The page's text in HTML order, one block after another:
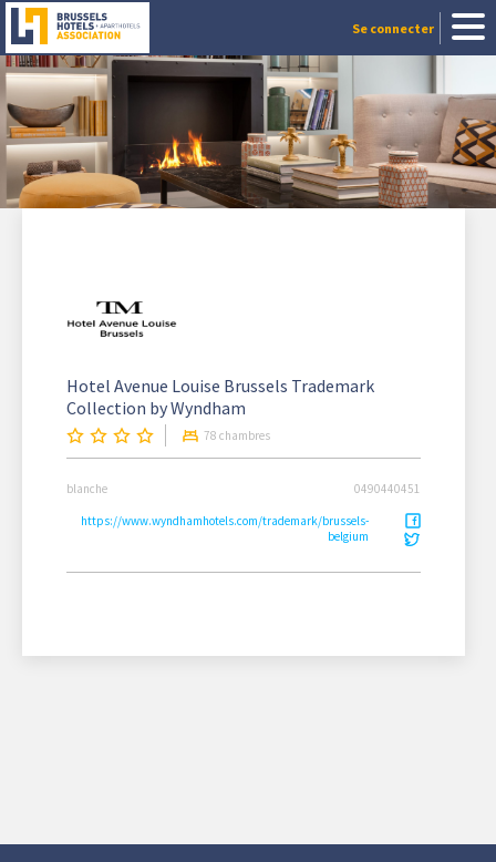
Se connecter
Hotel Avenue Louise Brussels Trademark
Collection by Wyndham
78 chambres
blanche 0490440451
https://www.wyndhamhotels.com/trademark/brussels-
belgium